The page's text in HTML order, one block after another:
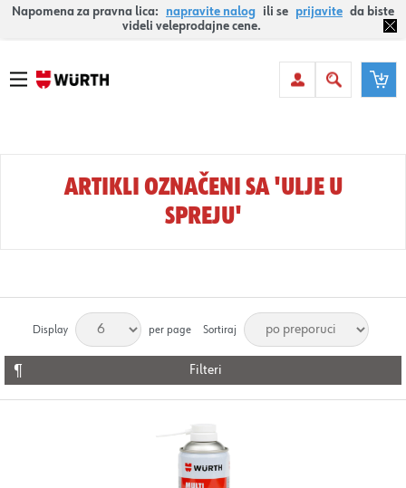
Napomena za pravna lica: napravite nalog ili se prijavite da biste
videli veleprodajne cene.
ARTIKLI OZNAČENI SA 'ULJE U
SPREJU'
Display per page Sortiraj
Filteri